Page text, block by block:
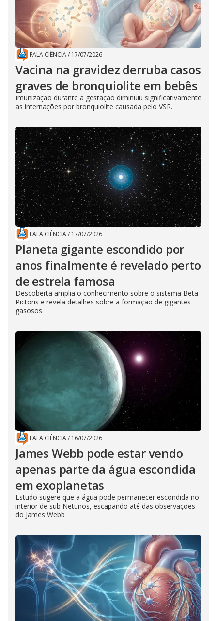
FALA CIÊNCIA/ 17/07/2026
Vacina na gravidez derruba casos
graves de bronquiolite em bebês
Imunização durante a gestação diminuiu significativamente
as internações por bronquiolite causada pelo VSR.
FALA CIÊNCIA/ 17/07/2026
Planeta gigante escondido por
anos finalmente é revelado perto
de estrela famosa
Descoberta amplia o conhecimento sobre o sistema Beta
Pictoris e revela detalhes sobre a formação de gigantes
gasosos
FALA CIÊNCIA/ 16/07/2026
James Webb pode estar vendo
apenas parte da água escondida
em exoplanetas
Estudo sugere que a água pode permanecer escondida no
interior de sub Netunos, escapando até das observações
do James Webb